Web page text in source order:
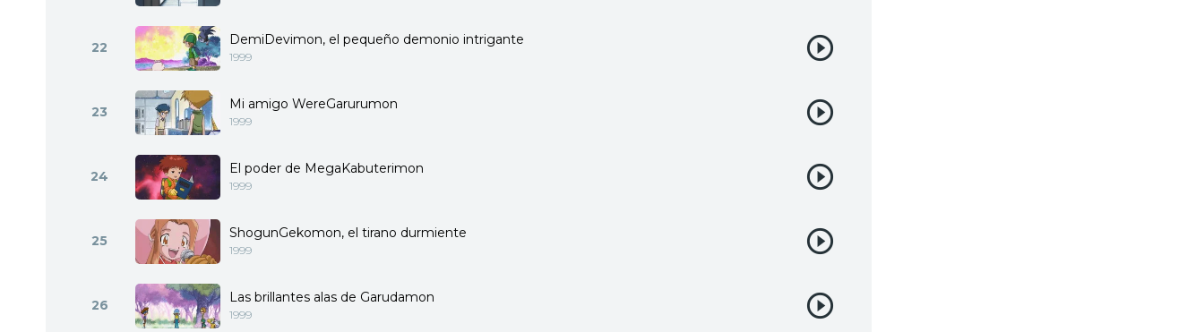
22 DemiDevimon, el pequeño demonio intrigante
1999
23 Mi amigo WereGarurumon
1999
24 El poder de MegaKabuterimon
1999
25 ShogunGekomon, el tirano durmiente
1999
26 Las brillantes alas de Garudamon
1999